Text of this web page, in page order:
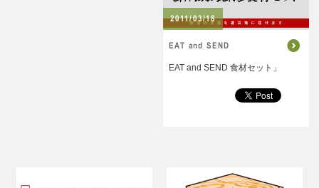
2011/03/18
EAT and SEND
EAT and SEND 食材セット」